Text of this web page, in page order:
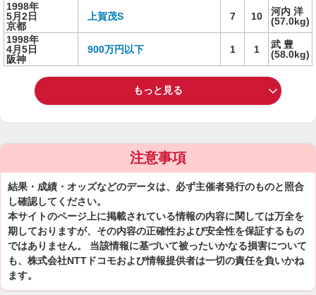
1998年
5月2日
京都
上賀茂S 7 10
河内 洋
(57.0kg)
1998年
4月5日
阪神
900万円以下 1 1
武 豊
(58.0kg)
もっと見る
注意事項
結果・成績・オッズなどのデータは、必ず主催者発行のものと照合
し確認してください。
本サイトのページ上に掲載されている情報の内容に関しては万全を
期しておりますが、その内容の正確性および安全性を保証するもの
ではありません。 当該情報に基づいて被ったいかなる損害について
も、株式会社NTTドコモおよび情報提供者は一切の責任を負いかね
ます。